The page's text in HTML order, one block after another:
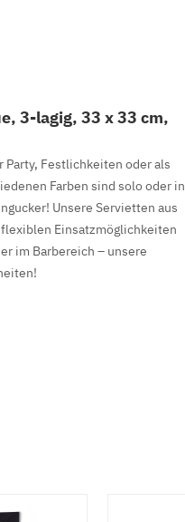
3-lagig, 33 x 33 cm,
Festlichkeiten oder als
Farben sind solo oder in
Unsere Servietten aus
Einsatzmöglichkeiten
im Barbereich – unsere